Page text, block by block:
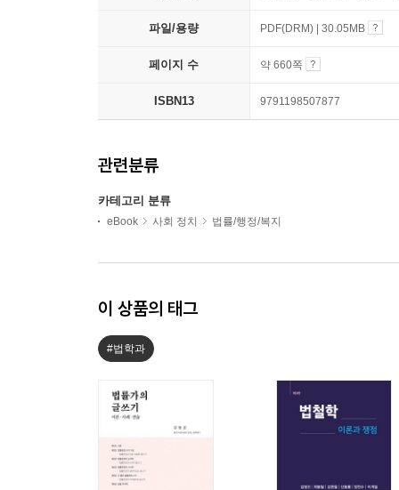
파일/용량 PDF(DRM) | 30.05MB
페이지 수 약 660쪽
ISBN13 9791198507877
관련분류
카테고리 분류
eBook 사회 정치 법률/행정/복지
이 상품의 태그
#법학과